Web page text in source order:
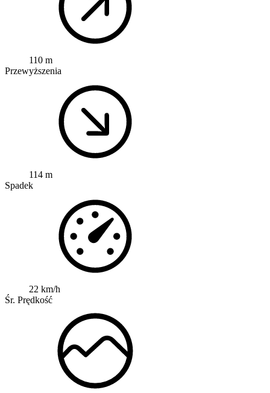
110 m
Przewyższenia
114 m
Spadek
22 km/h
Śr. Prędkość